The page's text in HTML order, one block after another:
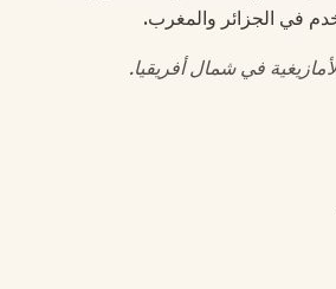
في الجزائر والمغرب.
في شمال أفريقيا.